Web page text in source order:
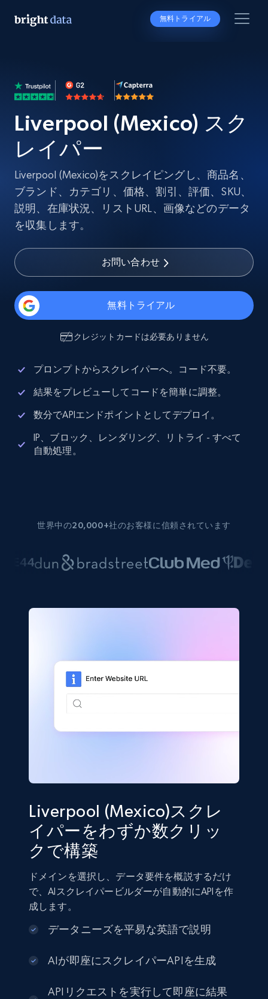
無料トライアル
Liverpool (Mexico) スク
レイパー
Liverpool (Mexico)をスクレイピングし、商品名、
ブランド、カテゴリ、価格、割引、評価、SKU、
説明、在庫状況、リストURL、画像などのデータ
を収集します。
お問い合わせ
無料トライアル
クレジットカードは必要ありません
プロンプトからスクレイパーへ。コード不要。
結果をプレビューしてコードを簡単に調整。
数分でAPIエンドポイントとしてデプロイ。
IP、ブロック、レンダリング、リトライ - すべて
自動処理。
世界中の20,000+社のお客様に信頼されています
Liverpool (Mexico)スクレ
イパーをわずか数クリッ
クで構築
ドメインを選択し、データ要件を概説するだけ
で、AIスクレイパービルダーが自動的にAPIを作
成します。
データニーズを平易な英語で説明
AIが即座にスクレイパーAPIを生成
APIリクエストを実行して即座に結果